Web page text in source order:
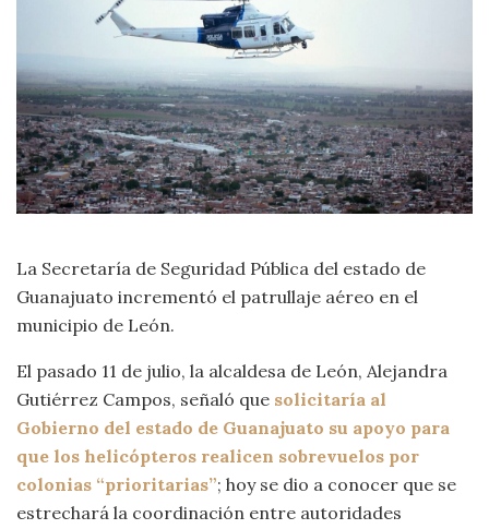
La Secretaría de Seguridad Pública del estado de
Guanajuato incrementó el patrullaje aéreo en el
municipio de León.
El pasado 11 de julio, la alcaldesa de León, Alejandra
Gutiérrez Campos, señaló que solicitaría al
Gobierno del estado de Guanajuato su apoyo para
que los helicópteros realicen sobrevuelos por
colonias “prioritarias”; hoy se dio a conocer que se
estrechará la coordinación entre autoridades